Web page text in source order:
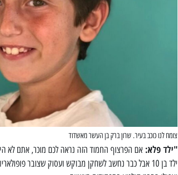
צומח לנו כוכב בעיר. שרון ברק בן העשר מאשדוד
"ילד פלא:אם הפרצוף החמוד הזה נראה לכם מוכר, אתם לא
ילד בן 10 אבל כבר נחשב לשחקן מבוקש ועסוק שצובר